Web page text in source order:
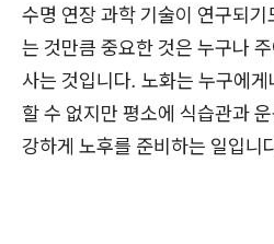
수명 연장 과학 기술이 연구되
는 것만큼 중요한 것은 누구나
사는 것입니다. 노화는 누구에
할 수 없지만 평소에 식습관과
강하게 노후를 준비하는 일입니